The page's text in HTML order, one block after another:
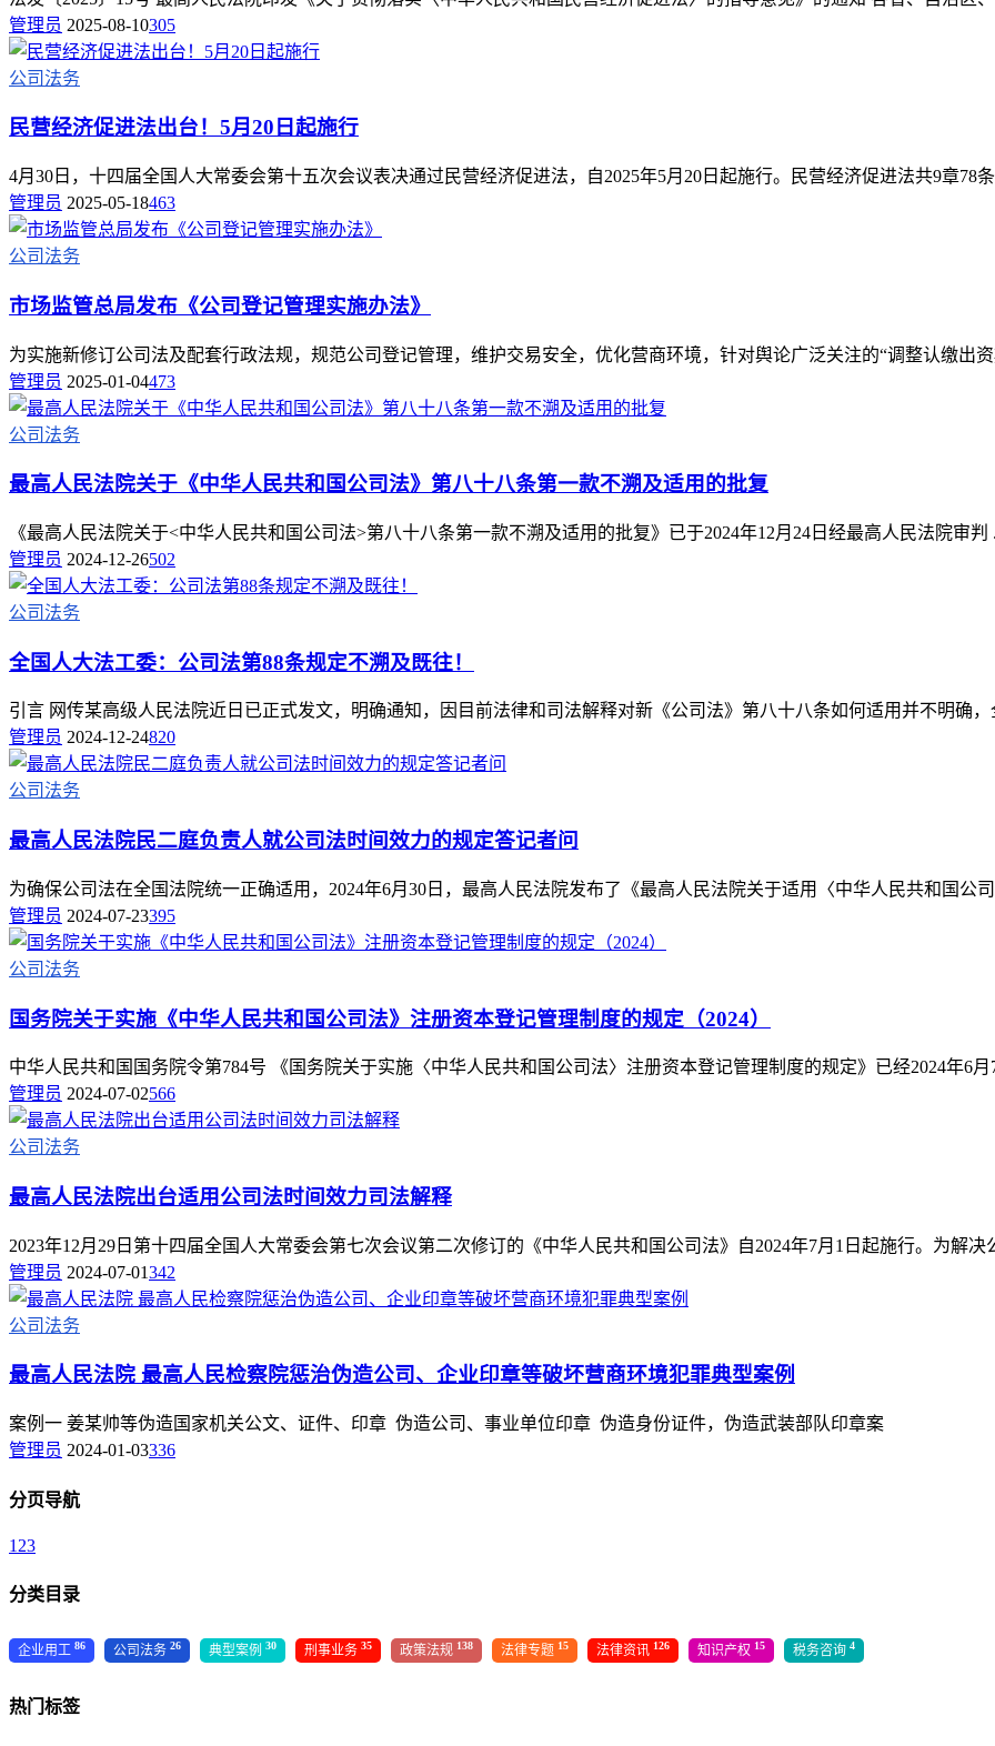
管理员 2025-08-10305
公司法务
民营经济促进法出台！5月20日起施行
4月30日，十四届全国人大常委会第十五次会议表决通过民营经济促进法，自2025年5月20日起施行。民营经济促进法共9章78
管理员 2025-05-18463
公司法务
市场监管总局发布《公司登记管理实施办法》
为实施新修订公司法及配套行政法规，规范公司登记管理，维护交易安全，优化营商环境，针对舆论广泛关注的“调整认缴出资
管理员 2025-01-04473
公司法务
最高人民法院关于《中华人民共和国公司法》第八十八条第一款不溯及适用的批复
《最高人民法院关于<中华人民共和国公司法>第八十八条第一款不溯及适用的批复》已于2024年12月24日经最高人民法院审判
管理员 2024-12-26502
公司法务
全国人大法工委：公司法第88条规定不溯及既往！
引言 网传某高级人民法院近日已正式发文，明确通知，因目前法律和司法解释对新《公司法》第八十八条如何适用并不明确，
管理员 2024-12-24820
公司法务
最高人民法院民二庭负责人就公司法时间效力的规定答记者问
为确保公司法在全国法院统一正确适用，2024年6月30日，最高人民法院发布了《最高人民法院关于适用〈中华人民共和国公
管理员 2024-07-23395
公司法务
国务院关于实施《中华人民共和国公司法》注册资本登记管理制度的规定（2024）
中华人民共和国国务院令第784号 《国务院关于实施〈中华人民共和国公司法〉注册资本登记管理制度的规定》已经2024年6月
管理员 2024-07-02566
公司法务
最高人民法院出台适用公司法时间效力司法解释
2023年12月29日第十四届全国人大常委会第七次会议第二次修订的《中华人民共和国公司法》自2024年7月1日起施行。为解决
管理员 2024-07-01342
公司法务
最高人民法院 最高人民检察院惩治伪造公司、企业印章等破坏营商环境犯罪典型案例
案例一 姜某帅等伪造国家机关公文、证件、印章 伪造公司、事业单位印章 伪造身份证件，伪造武装部队印章案
管理员 2024-01-03336
分页导航
1 23
分类目录
企业用工 86 公司法务 26 典型案例 30 刑事业务 35 政策法规 138 法律专题 15 法律资讯 126 知识产权 15 税务咨询 4
热门标签